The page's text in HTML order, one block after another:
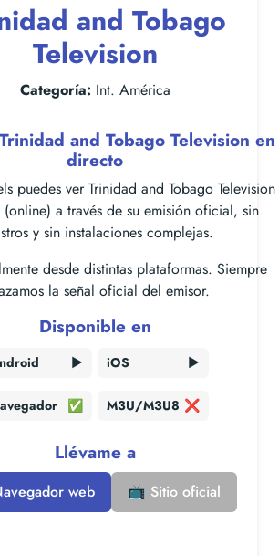
and Tobago
Television
Categoría: Int. América
and Tobago Television en
directo
puedes ver Trinidad and Tobago Television
(online) a través de su emisión oficial, sin
y sin instalaciones complejas.
desde distintas plataformas. Siempre
la señal oficial del emisor.
Disponible en
▶️ iOS ▶️
✅ M3U/M3U8 ❌
Llévame a
web 📺 Sitio oficial